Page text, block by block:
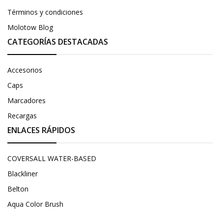
Términos y condiciones
Molotow Blog
CATEGORÍAS DESTACADAS
Accesorios
Caps
Marcadores
Recargas
ENLACES RÁPIDOS
COVERSALL WATER-BASED
Blackliner
Belton
Aqua Color Brush